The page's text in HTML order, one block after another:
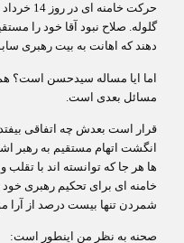
حرکت
گلوله. صلاح نبود آقا خود را
دهند که اهانت به بیت رهبری
اما ایا مساله سیدحسن است؟
مسائل بعدی است.
قرار است بعدش چه اتفاقی
انگشت اتهام مستقیم به رهبر
ها هر جا که توانسته اند با
خامنه ای برای تحکیم رهبری
شمردن تنها بیست درصد از آرا موقعیت هاشمی از 30 به 19 رسیده اما رهبر دستور توقف
صحنه به نظر من اینطور است: